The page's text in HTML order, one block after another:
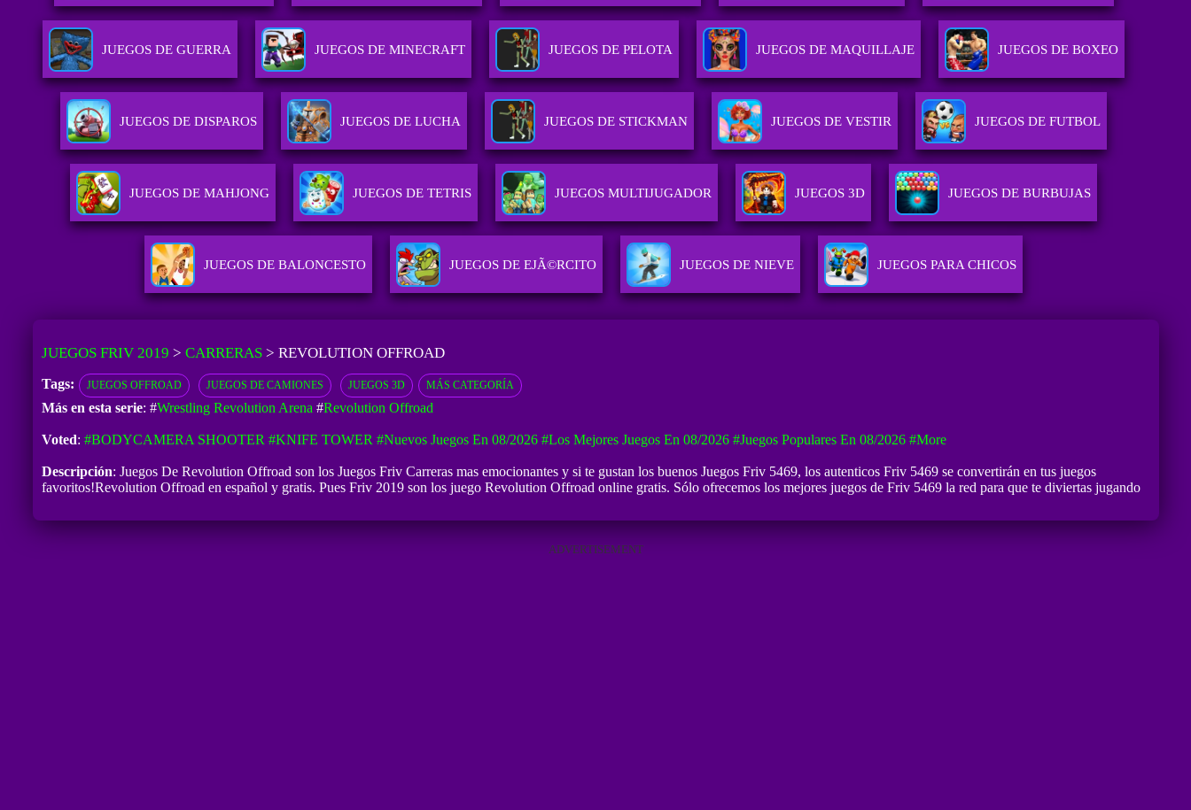
JUEGOS DE GUERRA JUEGOS DE MINECRAFT JUEGOS DE PELOTA JUEGOS DE MAQUILLAJE JUEGOS DE BOXEO
JUEGOS DE DISPAROS JUEGOS DE LUCHA JUEGOS DE STICKMAN JUEGOS DE VESTIR JUEGOS DE FUTBOL
JUEGOS DE MAHJONG JUEGOS DE TETRIS JUEGOS MULTIJUGADOR JUEGOS 3D JUEGOS DE BURBUJAS
JUEGOS DE BALONCESTO JUEGOS DE EJÃ©RCITO JUEGOS DE NIEVE JUEGOS PARA CHICOS
JUEGOS FRIV 2019 > CARRERAS> REVOLUTION OFFROAD
Tags: JUEGOS OFFROAD JUEGOS DE CAMIONES JUEGOS 3D MÁS CATEGORÍA
Más en esta serie: #Wrestling Revolution Arena #Revolution Offroad
Voted: #BODYCAMERA SHOOTER #KNIFE TOWER #Nuevos Juegos En 08/2026 #Los Mejores Juegos En 08/2026 #Juegos Populares En 08/2026 #more
Descripción: Juegos De Revolution Offroad son los Juegos Friv Carreras mas emocionantes y si te gustan los buenos Juegos Friv 5469, los autenticos Friv 5469 se convertirán en tus juegos
favoritos!Revolution Offroad en español y gratis. Pues Friv 2019 son los juego Revolution Offroad online gratis. Sólo ofrecemos los mejores juegos de Friv 5469 la red para que te diviertas jugando
ADVERTISEMENT